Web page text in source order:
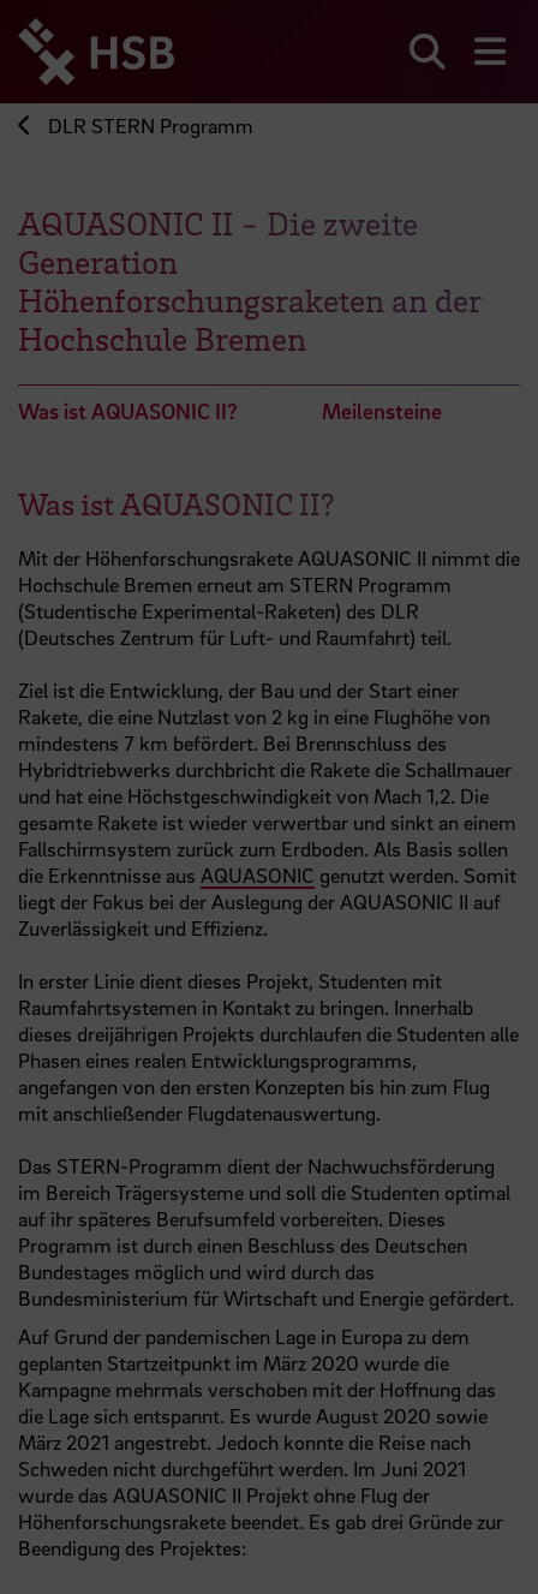
zum
Seiteninhalt
springen
DLR STERN Programm
AQUASONIC II - Die zweite
Generation
Höhenforschungsraketen an der
Hochschule Bremen
Was ist AQUASONIC II? Meilensteine
Was ist AQUASONIC II?
Mit der Höhenforschungsrakete AQUASONIC II nimmt die
Hochschule Bremen erneut am STERN Programm
(Studentische Experimental-Raketen) des DLR
(Deutsches Zentrum für Luft- und Raumfahrt) teil.
Ziel ist die Entwicklung, der Bau und der Start einer
Rakete, die eine Nutzlast von 2 kg in eine Flughöhe von
mindestens 7 km befördert. Bei Brennschluss des
Hybridtriebwerks durchbricht die Rakete die Schallmauer
und hat eine Höchstgeschwindigkeit von Mach 1,2. Die
gesamte Rakete ist wieder verwertbar und sinkt an einem
Fallschirmsystem zurück zum Erdboden. Als Basis sollen
die Erkenntnisse aus AQUASONIC genutzt werden. Somit
liegt der Fokus bei der Auslegung der AQUASONIC II auf
Zuverlässigkeit und Effizienz.
In erster Linie dient dieses Projekt, Studenten mit
Raumfahrtsystemen in Kontakt zu bringen. Innerhalb
dieses dreijährigen Projekts durchlaufen die Studenten alle
Phasen eines realen Entwicklungsprogramms,
angefangen von den ersten Konzepten bis hin zum Flug
mit anschließender Flugdatenauswertung.
Das STERN-Programm dient der Nachwuchsförderung
im Bereich Trägersysteme und soll die Studenten optimal
auf ihr späteres Berufsumfeld vorbereiten. Dieses
Programm ist durch einen Beschluss des Deutschen
Bundestages möglich und wird durch das
Bundesministerium für Wirtschaft und Energie gefördert.
Auf Grund der pandemischen Lage in Europa zu dem
geplanten Startzeitpunkt im März 2020 wurde die
Kampagne mehrmals verschoben mit der Hoffnung das
die Lage sich entspannt. Es wurde August 2020 sowie
März 2021 angestrebt. Jedoch konnte die Reise nach
Schweden nicht durchgeführt werden. Im Juni 2021
wurde das AQUASONIC II Projekt ohne Flug der
Höhenforschungsrakete beendet. Es gab drei Gründe zur
Beendigung des Projektes: